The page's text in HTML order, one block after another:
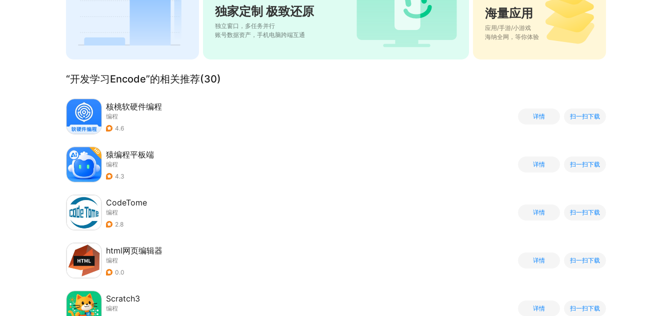
独家定制 极致还原
独立窗口，多任务并行
账号数据资产，手机电脑跨端互通
海量应用
应用/手游/小游戏
海纳全网，等你体验
“开发学习Encode”的相关推荐(30)
核桃软硬件编程
编程
4.6
详情 扫一扫下载
猿编程平板端
编程
4.3
详情 扫一扫下载
CodeTome
编程
2.8
详情 扫一扫下载
html网页编辑器
编程
0.0
详情 扫一扫下载
Scratch3
编程
详情 扫一扫下载